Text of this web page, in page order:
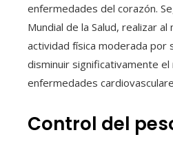
enfermedades del corazón.
Mundial de la Salud, realizar
actividad física moderada por
disminuir significativamente
enfermedades
Control del